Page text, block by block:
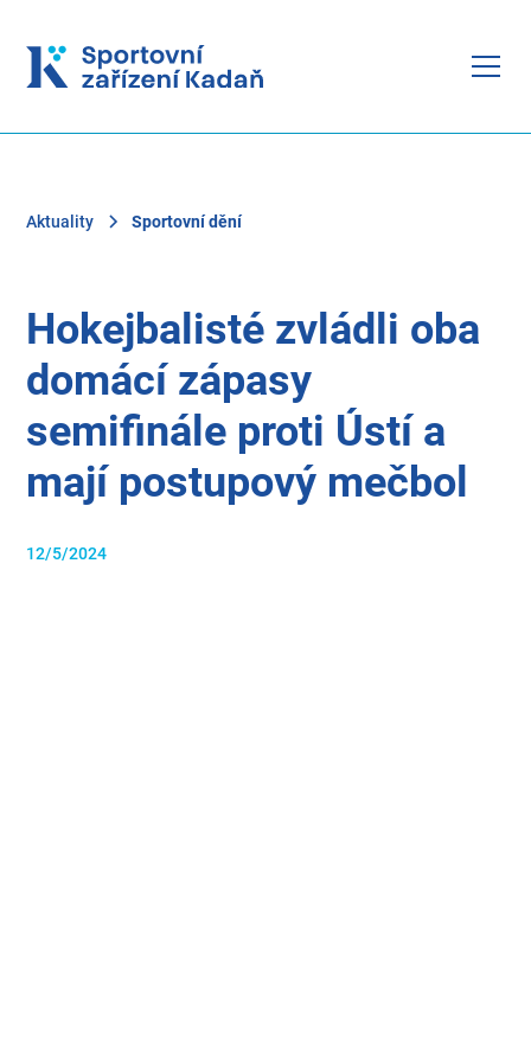
Aktuality Sportovní dění
Hokejbalisté zvládli oba
domácí zápasy
semifinále proti Ústí a
mají postupový mečbol
12/5/2024